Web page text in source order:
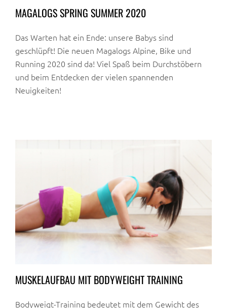
MAGALOGS SPRING SUMMER 2020
Das Warten hat ein Ende: unsere Babys sind
geschlüpft! Die neuen Magalogs Alpine, Bike und
Running 2020 sind da! Viel Spaß beim Durchstöbern
und beim Entdecken der vielen spannenden
Neuigkeiten!
MUSKELAUFBAU MIT BODYWEIGHT TRAINING
Bodyweigt-Training bedeutet mit dem Gewicht des